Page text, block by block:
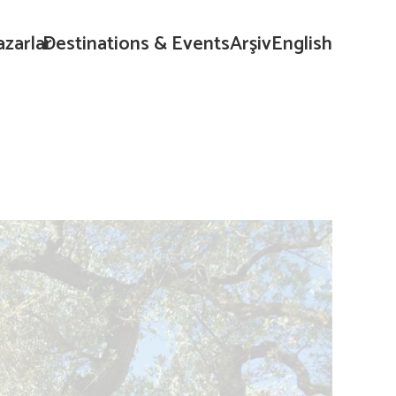
Destinations & EventsArşivEnglish